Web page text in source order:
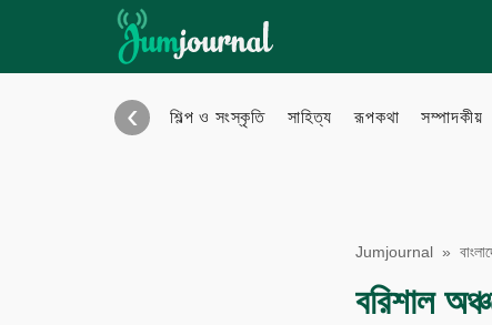
শিল্প ও সংস্কৃতি সাহিত্য রূপকথা সম্পাদকীয়
‹
Jumjournal »
বরিশাল